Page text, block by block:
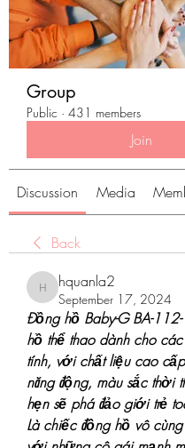
Group
Public · 431 members
Join
Discussion Media
Back
hquanla2
hquanla2
September 17, 2024
Đồng hồ Baby-G BA-112-
hồ thể thao dành cho
tính, với chất liệu cao
năng động, màu sắc thời
hẹn sẽ phá đảo giới trẻ
Là chiếc đồng hồ vô